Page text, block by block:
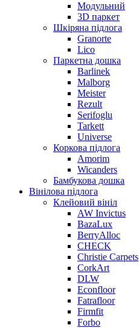
Модульний
3D паркет
Шкіряна підлога
Granorte
Lico
Паркетна дошка
Barlinek
Malborg
Meister
Rezult
Serifoglu
Tarkett
Universe
Коркова підлога
Amorim
Wicanders
Бамбукова дошка
Вінілова підлога
Клейовий вініл
AW Invictus
BazaLux
BerryAlloc
CHECK
Christie Carpets
CorkArt
DLW
Econfloor
Fatrafloor
Firmfit
Forbo